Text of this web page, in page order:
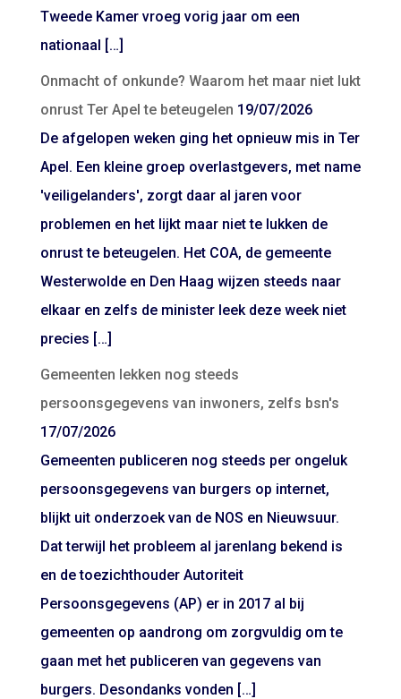
Tweede Kamer vroeg vorig jaar om een
nationaal […]
Onmacht of onkunde? Waarom het maar niet lukt
onrust Ter Apel te beteugelen 19/07/2026
De afgelopen weken ging het opnieuw mis in Ter
Apel. Een kleine groep overlastgevers, met name
'veiligelanders', zorgt daar al jaren voor
problemen en het lijkt maar niet te lukken de
onrust te beteugelen. Het COA, de gemeente
Westerwolde en Den Haag wijzen steeds naar
elkaar en zelfs de minister leek deze week niet
precies […]
Gemeenten lekken nog steeds
persoonsgegevens van inwoners, zelfs bsn's
17/07/2026
Gemeenten publiceren nog steeds per ongeluk
persoonsgegevens van burgers op internet,
blijkt uit onderzoek van de NOS en Nieuwsuur.
Dat terwijl het probleem al jarenlang bekend is
en de toezichthouder Autoriteit
Persoonsgegevens (AP) er in 2017 al bij
gemeenten op aandrong om zorgvuldig om te
gaan met het publiceren van gegevens van
burgers. Desondanks vonden […]